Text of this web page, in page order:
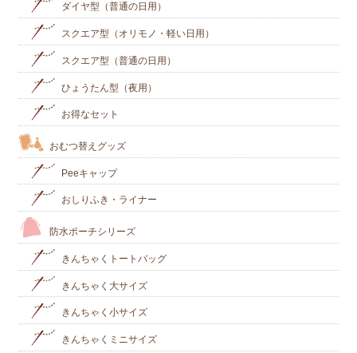
ダイヤ型（普通の日用）
スクエア型（オリモノ・軽い日用）
スクエア型（普通の日用）
ひょうたん型（夜用）
お得なセット
おむつ替えグッズ
Peeキャップ
おしりふき・ライナー
防水ポーチシリーズ
きんちゃくトートバッグ
きんちゃく大サイズ
きんちゃく小サイズ
きんちゃくミニサイズ